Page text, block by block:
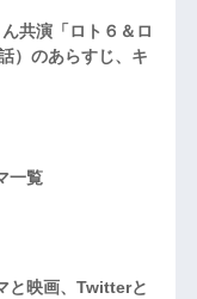
共演「ロト６＆ロ
）のあらすじ、キ
一覧
と映画、Twitterと